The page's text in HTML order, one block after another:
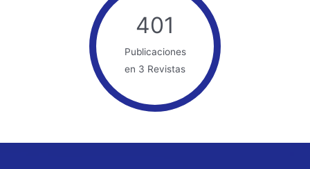
401
Publicaciones
en 3 Revistas